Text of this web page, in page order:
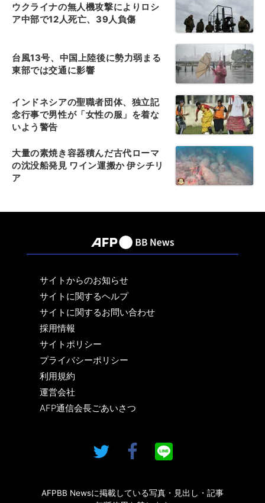
ウクライナの無人機攻撃によりロシ
ア中部で12人死亡、39人負傷
台風13号、中国上陸後に勢力弱まる
東部では交通に影響
インドネシアの聖職者団体、独立記
念行事で男性が「女性の服」を着な
いよう警告
大量の素焼き容器積んだ古代ローマ
の沈没船発見 ワイン運搬か 伊シチリ
ア
サイトからのお知らせ
サイトに関するヘルプ
サイトに関するお問い合わせ
採用情報
サイトポリシー
プライバシーポリシー
利用規約
運営会社
AFP通信会長ごあいさつ
AFPBB Newsに掲載している写真・見出し・記事